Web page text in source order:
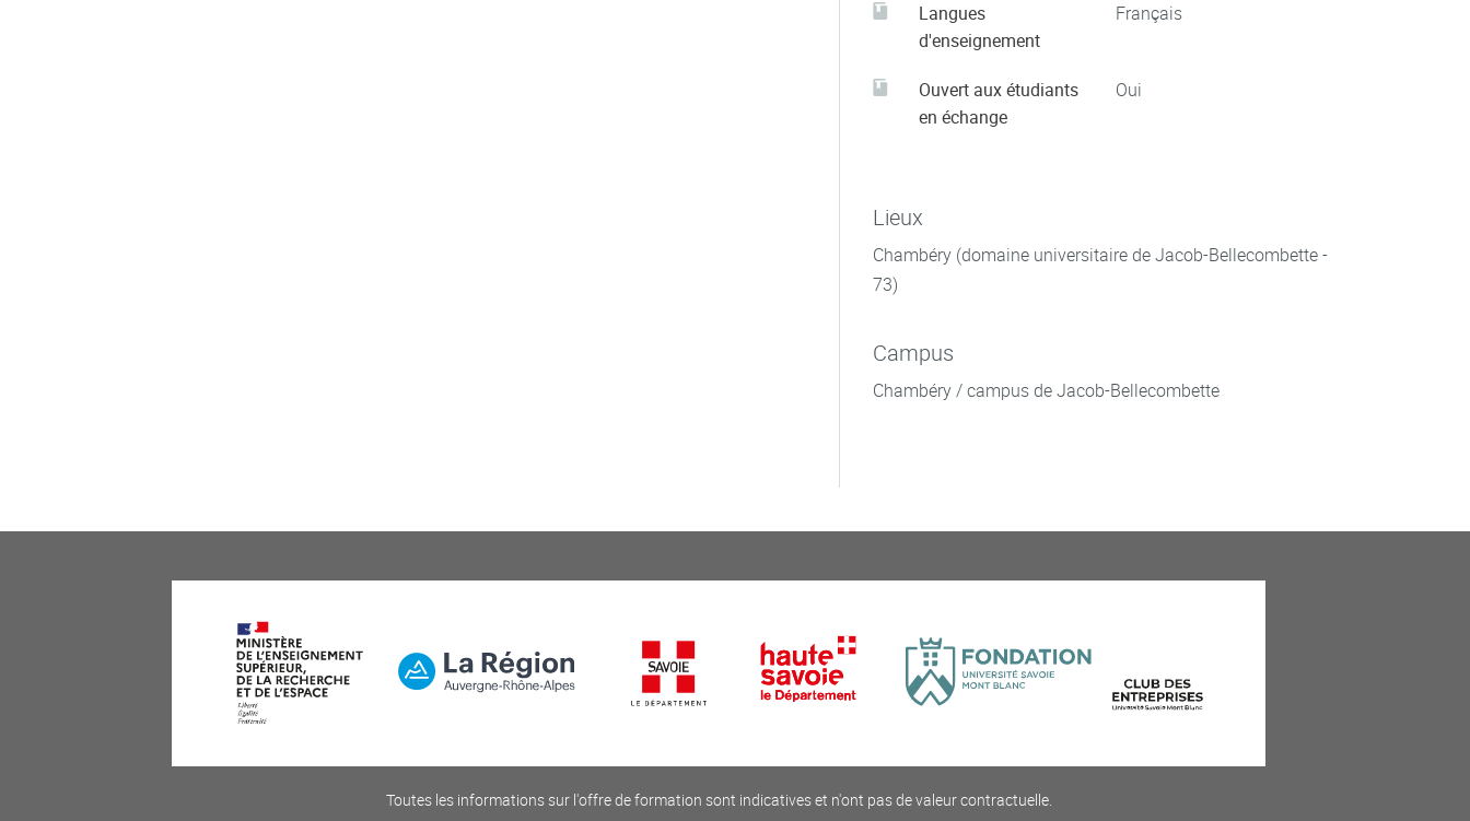
Langues
d'enseignement
Français
Ouvert aux étudiants
en échange
Oui
Lieux
Chambéry (domaine universitaire de Jacob-Bellecombette -
73)
Campus
Chambéry / campus de Jacob-Bellecombette
Toutes les informations sur l'offre de formation sont indicatives et n'ont pas de valeur contractuelle.